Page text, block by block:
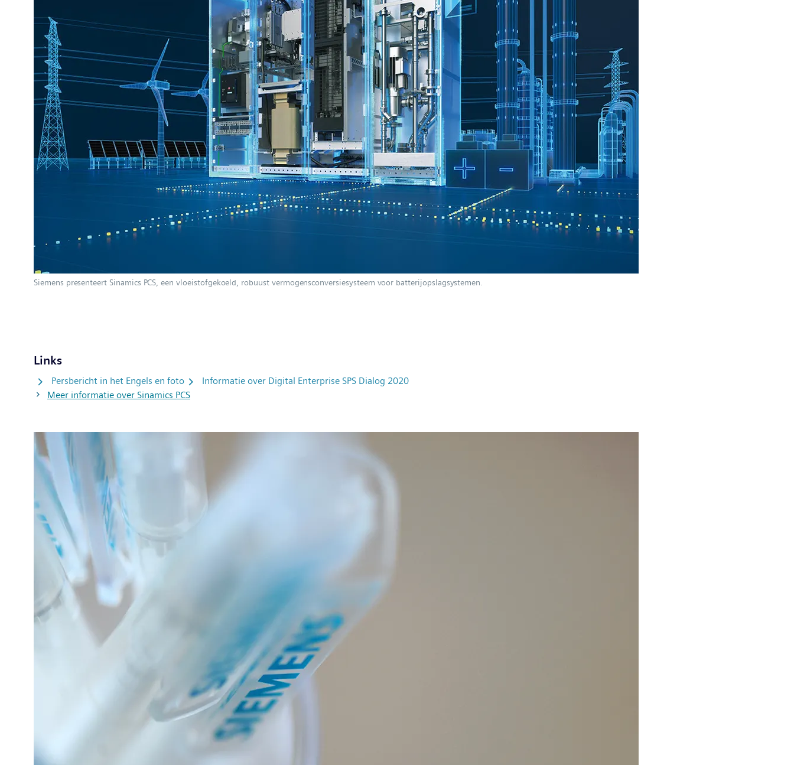
Siemens presenteert Sinamics PCS, een vloeistofgekoeld, robuust vermogensconversiesysteem voor batterijopslagsystemen.
Links
Persbericht in het Engels en foto
Informatie over Digital Enterprise SPS Dialog 2020
Meer informatie over Sinamics PCS